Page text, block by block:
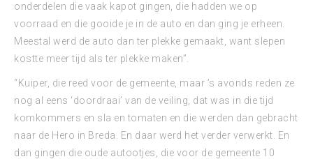
onderdelen die vaak kapot gingen, die hadden we op
voorraad en die gooide je in de auto en dan ging je erheen.
Meestal werd de auto dan ter plekke gemaakt, want slepen
kostte meer tijd als ter plekke maken”.
“Kuiper, die reed voor de gemeente, maar ’s avonds reden ze
nog al eens ‘doordraai’ van de veiling, dat was in die tijd
komkommers en sla en tomaten en die werden dan gebracht
naar de Hero in Breda. En daar werd het verder verwerkt. En
dan gingen die oude autootjes, die voor de gemeente 10